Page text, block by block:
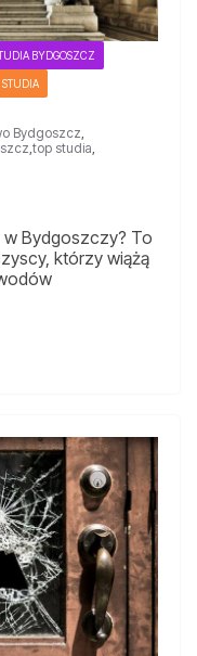
BYDGOSZCZ
STUDIA
Bydgoszcz
top studia
Bydgoszczy? To
którzy wiążą